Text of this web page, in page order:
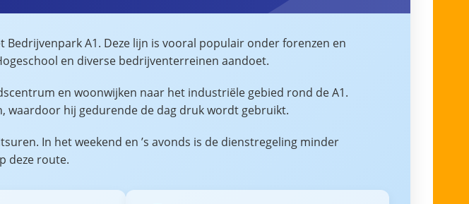
A1. Deze lijn is vooral populair onder forenzen en
en diverse bedrijventerreinen aandoet.
en woonwijken naar het industriële gebied rond de A1.
waardoor hij gedurende de dag druk wordt gebruikt.
In het weekend en ’s avonds is de dienstregeling minder
deze route.